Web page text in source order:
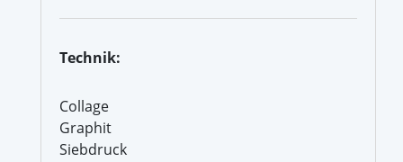
Technik:
Collage
Graphit
Siebdruck